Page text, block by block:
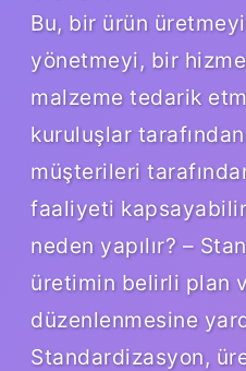
Bu, bir ürün
yönetmeyi, bir
malzeme tedarik
kuruluşlar
müşterileri
faaliyeti
neden yapılır? –
üretimin belirli plan
düzenlenmesine
Standardizasyon,